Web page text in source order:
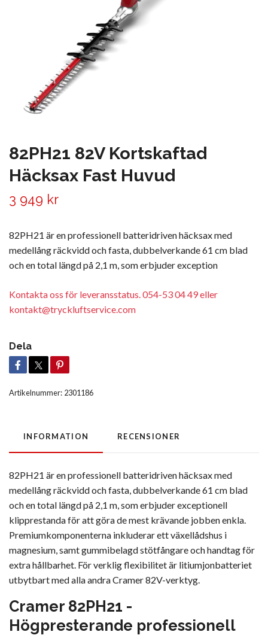
82PH21 82V Kortskaftad
Häcksax Fast Huvud
3 949 kr
82PH21 är en professionell batteridriven häcksax med
medellång räckvidd och fasta, dubbelverkande 61 cm blad
och en total längd på 2,1 m, som erbjuder exception
Kontakta oss för leveransstatus. 054-53 04 49 eller
kontakt@tryckluftservice.com
Dela
Artikelnummer: 2301186
INFORMATION RECENSIONER
82PH21 är en professionell batteridriven häcksax med
medellång räckvidd och fasta, dubbelverkande 61 cm blad
och en total längd på 2,1 m, som erbjuder exceptionell
klipprestanda för att göra de mest krävande jobben enkla.
Premiumkomponenterna inkluderar ett växellådshus i
magnesium, samt gummibelagd stötfångare och handtag för
extra hållbarhet. För verklig flexibilitet är litiumjonbatteriet
utbytbart med alla andra Cramer 82V-verktyg.
Cramer 82PH21 -
Högpresterande professionell